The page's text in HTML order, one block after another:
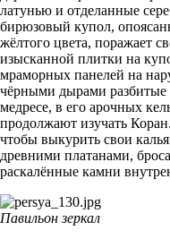
латунью и отделанные
бирюзовый купол,
жёлтого цвета, поражает
изысканной плитки на
мраморных панелей на
чёрными дырами разбитые
медресе, в его арочных
продолжают изучать
чтобы выкурить свои
древними платанами,
раскалённые камни
Павильон зеркал